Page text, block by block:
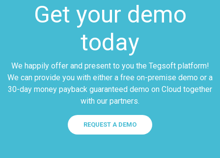
Get your demo
today
We happily offer and present to you the Tegsoft platform!
We can provide you with either a free on-premise demo or a
30-day money payback guaranteed demo on Cloud together
with our partners.
REQUEST A DEMO